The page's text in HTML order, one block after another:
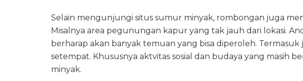
Selain mengunjungi situs sumur minyak, rombongan juga
Misalnya area pegunungan kapur yang tak jauh dari lokasi.
berharap akan banyak temuan yang bisa diperoleh.
setempat. Khususnya aktvitas sosial dan budaya yang masih
minyak.